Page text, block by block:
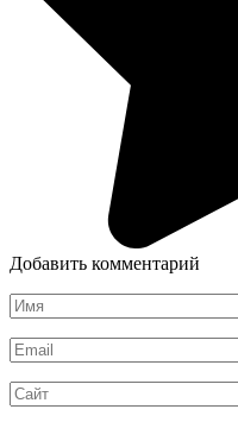
Добавить комментарий
Имя
*
Email
*
Сайт